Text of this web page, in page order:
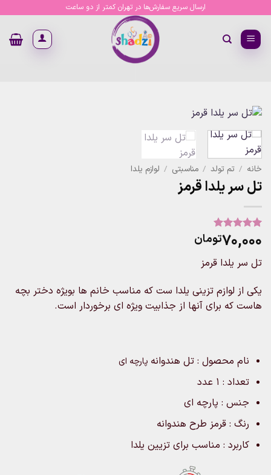
content
ارسال سریع سفارش‌ها در تهران کمتر از دو ساعت
خانه / تم تولد / مناسبتی / لوازم یلدا
تل سر یلدا قرمز
5از
5 امتیاز
۷۰,۰۰۰تومان
تل سر یلدا قرمز
یکی از لوازم تزینی یلدا ست که مناسب خانم ها بویژه دختر بچه
هاست که برای آنها از جذابیت ویژه ای برخوردار است.
نام محصول : تل هندوانه پارچه ای
تعداد : ۱ عدد
جنس : پارچه ای
رنگ : قرمز طرح هندوانه
کاربرد : مناسب برای تزیین یلدا